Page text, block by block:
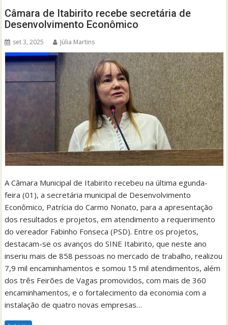
Câmara de Itabirito recebe secretária de
Desenvolvimento Econômico
set 3, 2025 Júlia Martins
A Câmara Municipal de Itabirito recebeu na última egunda-
feira (01), a secretária municipal de Desenvolvimento
Econômico, Patrícia do Carmo Nonato, para a apresentação
dos resultados e projetos, em atendimento a requerimento
do vereador Fabinho Fonseca (PSD). Entre os projetos,
destacam-se os avanços do SINE Itabirito, que neste ano
inseriu mais de 858 pessoas no mercado de trabalho, realizou
7,9 mil encaminhamentos e somou 15 mil atendimentos, além
dos três Feirões de Vagas promovidos, com mais de 360
encaminhamentos, e o fortalecimento da economia com a
instalação de quatro novas empresas…